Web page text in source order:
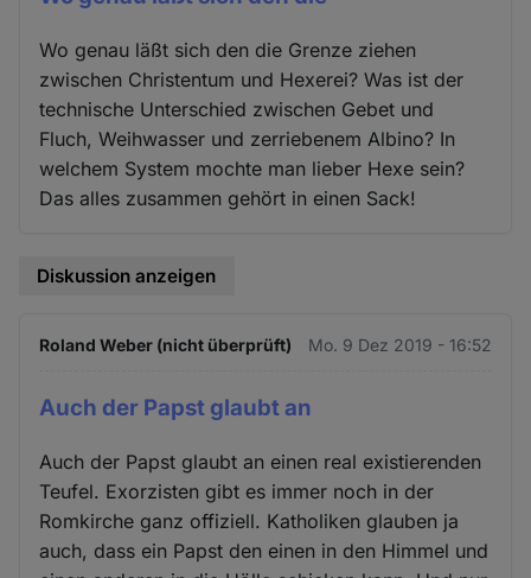
Wo genau läßt sich den die Grenze ziehen
zwischen Christentum und Hexerei? Was ist der
technische Unterschied zwischen Gebet und
Fluch, Weihwasser und zerriebenem Albino? In
welchem System mochte man lieber Hexe sein?
Das alles zusammen gehört in einen Sack!
Diskussion anzeigen
Roland Weber (nicht überprüft) Mo. 9 Dez 2019 - 16:52
Auch der Papst glaubt an
Auch der Papst glaubt an einen real existierenden
Teufel. Exorzisten gibt es immer noch in der
Romkirche ganz offiziell. Katholiken glauben ja
auch, dass ein Papst den einen in den Himmel und